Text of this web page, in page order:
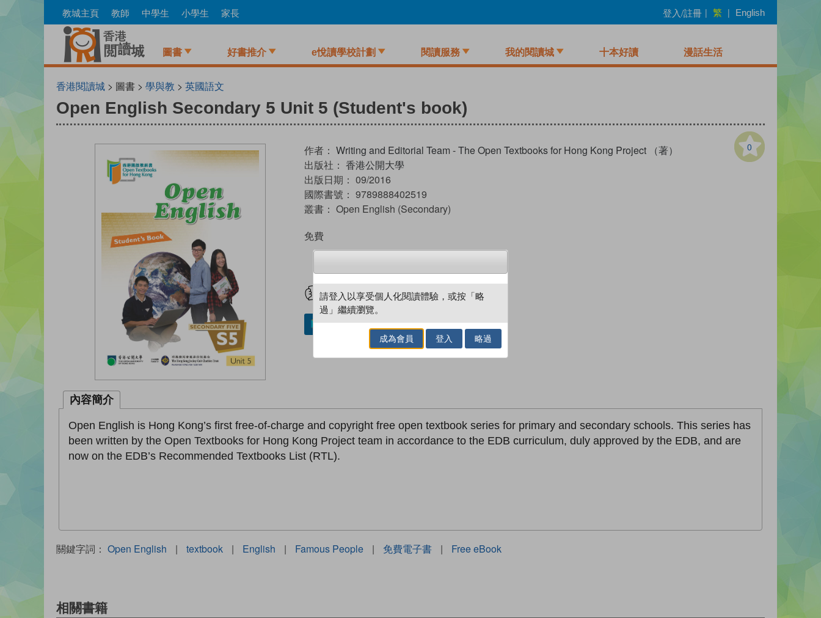
to
教城主頁 教師 中學生 小學生 家長 登入/註冊 | 繁 | English
圖書 好書推介 e悅讀學校計劃 閱讀服務 我的閱讀城 十本好讀 漫話生活
香港閱讀城 > 圖書 > 學與教 > 英國語文
Open English Secondary 5 Unit 5 (Student's book)
0
作者： Writing and Editorial Team - The Open Textbooks for Hong Kong Project （著）
出版社： 香港公開大學
出版日期： 09/2016
國際書號： 9789888402519
叢書： Open English (Secondary)
免費
試閲 加入閱讀紀錄
加入／閱讀電子書
內容簡介
Open English is Hong Kong’s first free-of-charge and copyright free open textbook series for primary and secondary schools. This series has
been written by the Open Textbooks for Hong Kong Project team in accordance to the EDB curriculum, duly approved by the EDB, and are
now on the EDB’s Recommended Textbooks List (RTL).
關鍵字詞： Open English | textbook | English | Famous People | 免費電子書 | Free eBook
相關書籍
請登入以享受個人化閱讀體驗，或按「略
過」繼續瀏覽。
成為會員 登入 略過